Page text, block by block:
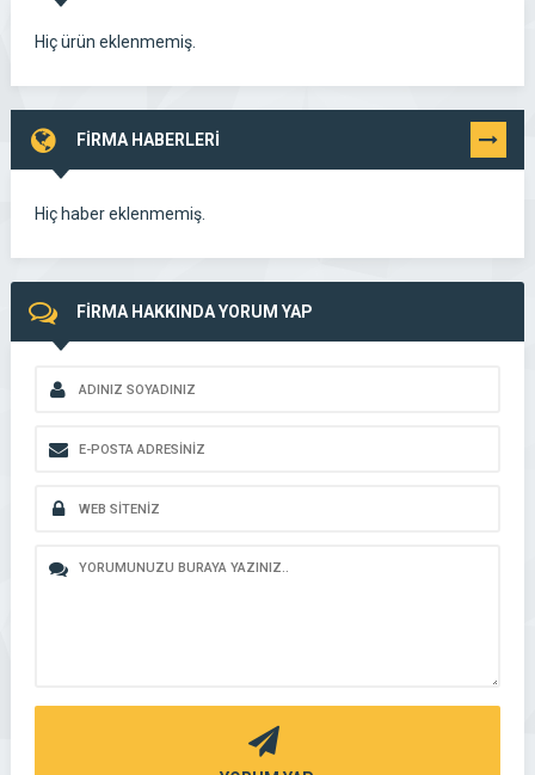
Hiç ürün eklenmemiş.
FİRMA HABERLERİ TÜMÜNÜ
GÖR
Hiç haber eklenmemiş.
FİRMA HAKKINDA YORUM YAP